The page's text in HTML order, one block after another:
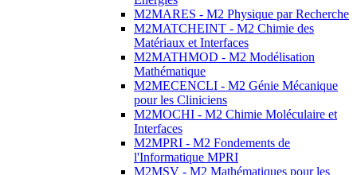
M2MARES - M2 Physique par Recherche
M2MATCHEINT - M2 Chimie des
Matériaux et Interfaces
M2MATHMOD - M2 Modélisation
Mathématique
M2MECENCLI - M2 Génie Mécanique
pour les Cliniciens
M2MOCHI - M2 Chimie Moléculaire et
Interfaces
M2MPRI - M2 Fondements de
l'Informatique MPRI
M2MSV - M2 Mathématiques pour les